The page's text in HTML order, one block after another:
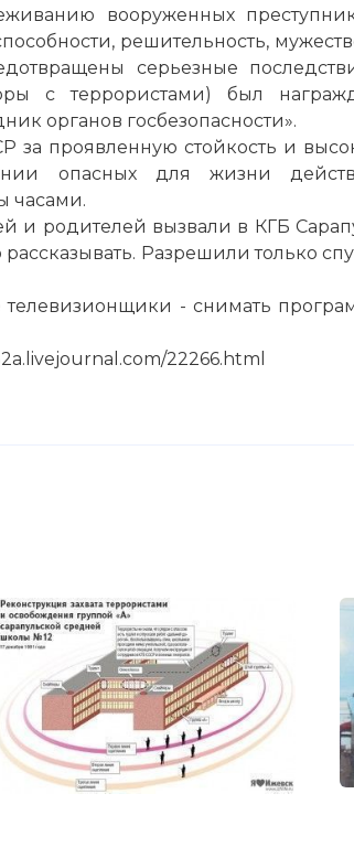
вооруженных
решительность,
серьезные
с террористами) был
органов госбезопасности».
за проявленную стойкость и
опасных для жизни
часами.
и родителей вызвали в КГБ
Разрешили только
- снимать
22266.html